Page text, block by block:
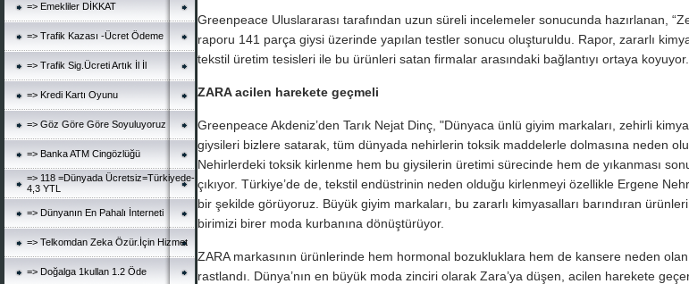
=> Emekliler DİKKAT
=> Trafik Kazası -Ücret Ödeme
=> Trafik Sig.Ücreti Artık İl İl
=> Kredi Kartı Oyunu
=> Göz Göre Göre Soyuluyoruz
=> Banka ATM Cingözlüğü
=> 118 =Dünyada Ücretsiz=Türkiyede-
4,3 YTL
=> Dünyanın En Pahalı İnterneti
=> Telkomdan Zeka Özür.İçin Hizmet
=> Doğalga 1kullan 1.2 Öde
Greenpeace Uluslararası tarafından uzun süreli incelemeler sonucunda hazırlanan,
raporu 141 parça giysi üzerinde yapılan testler sonucu oluşturuldu. Rapor, zararlı
tekstil üretim tesisleri ile bu ürünleri satan firmalar arasındaki bağlantıyı ortaya koyuyor.
ZARA acilen harekete geçmeli
Greenpeace Akdeniz’den Tarık Nejat Dinç, "Dünyaca ünlü giyim markaları, zehirli
giysileri bizlere satarak, tüm dünyada nehirlerin toksik maddelerle dolmasına neden
Nehirlerdeki toksik kirlenme hem bu giysilerin üretimi sürecinde hem de yıkanması
çıkıyor. Türkiye’de de, tekstil endüstrinin neden olduğu kirlenmeyi özellikle Ergene
bir şekilde görüyoruz. Büyük giyim markaları, bu zararlı kimyasalları barındıran
birimizi birer moda kurbanına dönüştürüyor.
ZARA markasının ürünlerinde hem hormonal bozukluklara hem de kansere neden
rastlandı. Dünya’nın en büyük moda zinciri olarak Zara’ya düşen, acilen harekete